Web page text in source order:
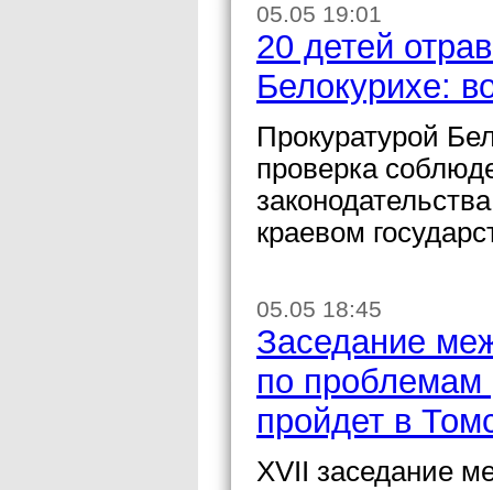
05.05 19:01
20 детей
Белокурихе:
Прокуратурой
проверка
краевом
05.05 18:45
Заседание
по проблемам
пройдет в
XVII заседание